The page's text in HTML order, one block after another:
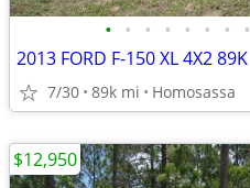
• • • • • • • •
2013 FORD F-150 XL 4X2 89K
7/30 89k mi Homosassa
$12,950